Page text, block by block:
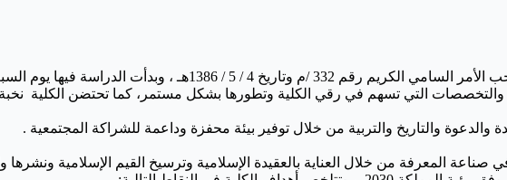
5 / 1386هـ ، وبدأت الدراسة فيها يوم السبت 1 / 7 / 1386هـ -1966م.
والتخصصات التي تسهم في رقي الكلية وتطورها بشكل مستمر، كما تحتضن الكلية
والتاريخ والتربية من خلال توفير بيئة محفزة وداعمة للشراكة المجتمعية .
صناعة المعرفة من خلال العناية بالعقيدة الإسلامية وترسيخ القيم الإسلامية ونشرها